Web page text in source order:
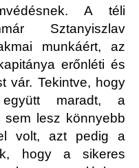
A téli
Sztanyiszlav
munkáért, az
erőnléti és
vár. Tekintve, hogy
maradt, a
sem lesz könnyebb
volt, azt pedig a
hogy a sikeres